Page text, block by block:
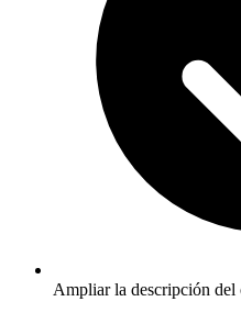
Ampliar la descripción del